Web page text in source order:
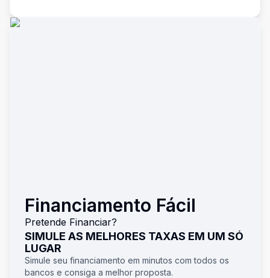
Financiamento Fácil
Pretende Financiar?
SIMULE AS MELHORES TAXAS EM UM SÓ
LUGAR
Simule seu financiamento em minutos com todos os
bancos e consiga a melhor proposta.